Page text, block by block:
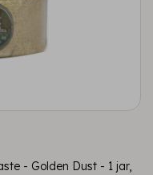
- Golden Dust - 1 jar,